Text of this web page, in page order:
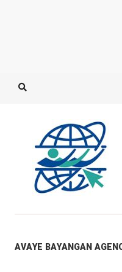
AVAYE BAYANGAN